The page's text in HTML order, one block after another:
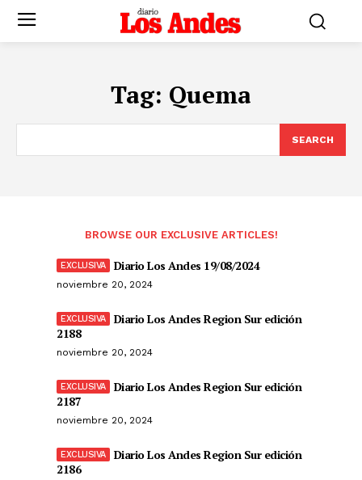
Tag: Quema
SEARCH
BROWSE OUR EXCLUSIVE ARTICLES!
Diario Los Andes 19/08/2024
noviembre 20, 2024
Diario Los Andes Region Sur edición
2188
noviembre 20, 2024
Diario Los Andes Region Sur edición
2187
noviembre 20, 2024
Diario Los Andes Region Sur edición
2186